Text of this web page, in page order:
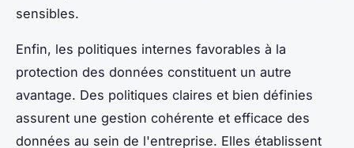
sensibles.
Enfin, les politiques internes favorables à la
protection des données constituent un autre
avantage. Des politiques claires et bien définies
assurent une gestion cohérente et efficace des
données au sein de l'entreprise. Elles établissent